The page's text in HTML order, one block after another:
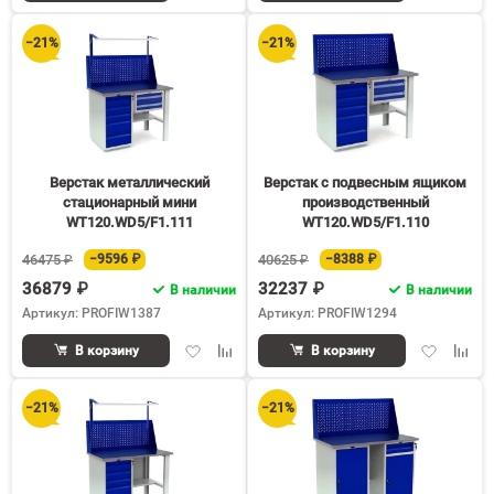
сравнению
−21%
Верстак металлический
стационарный мини
WT120.WD5/F1.111
46475 ₽ −9596 ₽
36879 ₽
В наличии
Артикул: PROFIW1387
ДобавитьДобавить
сравнению
В корзину
−21%
Верстак с подвесным ящиком
производственный
WT120.WD5/F1.110
40625 ₽ −8388 ₽
32237 ₽
В наличии
Артикул: PROFIW1294
Добавить
В корзину
−21% −21%